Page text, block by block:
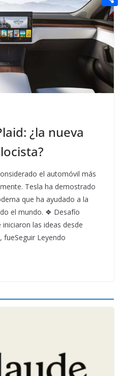
¿la nueva
el automóvil más
Tesla ha demostrado
que ha ayudado a la
el mundo. ❖ Desafío
las ideas desde
fueSeguir Leyendo
n
g
e
r
e
r
e
r
e
s
t
a
i
e
d
d
i
t
C
o
m
p
a
r